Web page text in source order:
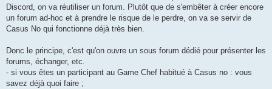
Discord, on va réutiliser un forum. Plutôt que de s'embêter à créer encore
un forum ad-hoc et à prendre le risque de le perdre, on va se servir de
Casus No qui fonctionne déjà très bien.
Donc le principe, c'est qu'on ouvre un sous forum dédié pour présenter les
forums, échanger, etc.
- si vous êtes un participant au Game Chef habitué à Casus no : vous
savez déjà quoi faire ;